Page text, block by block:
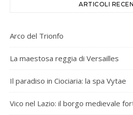
ARTICOLI
Arco del Trionfo
La maestosa reggia di Versailles
Il paradiso in Ciociaria: la spa Vytae
Vico nel Lazio: il borgo medievale